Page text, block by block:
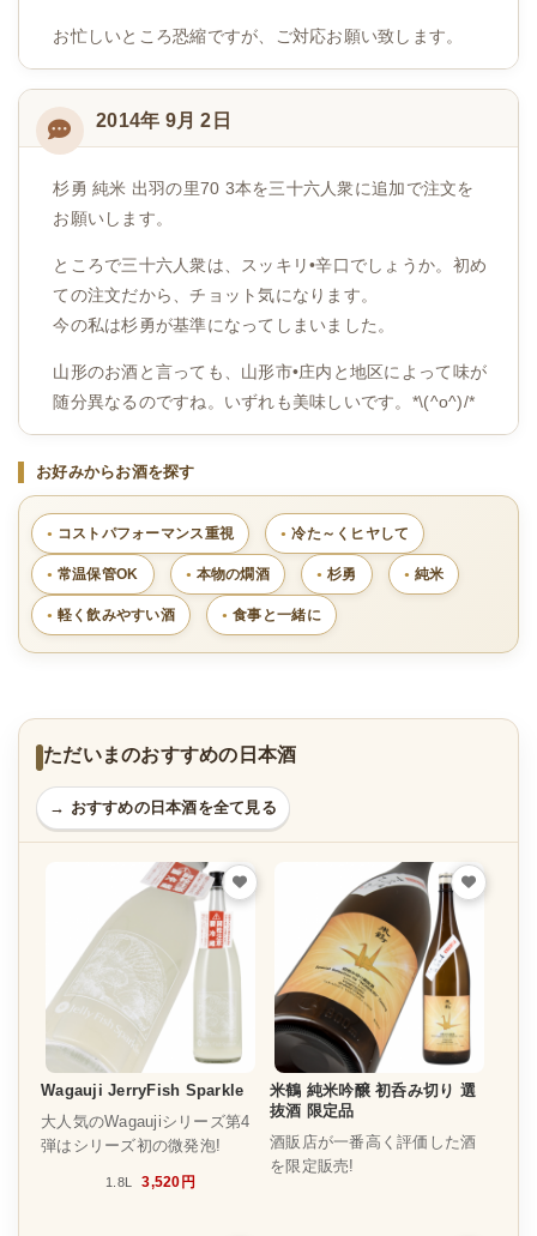
お忙しいところ恐縮ですが、ご対応お願い致します。
2014年 9月 2日
杉勇 純米 出羽の里70 3本を三十六人衆に追加で注文を
お願いします。
ところで三十六人衆は、スッキリ•辛口でしょうか。初め
ての注文だから、チョット気になります。
今の私は杉勇が基準になってしまいました。
山形のお酒と言っても、山形市•庄内と地区によって味が
随分異なるのですね。いずれも美味しいです。*\(^o^)/*
お好みからお酒を探す
コストパフォーマンス重視 冷た～くヒヤして
常温保管OK 本物の燗酒 杉勇 純米
軽く飲みやすい酒 食事と一緒に
ただいまのおすすめの日本酒
→ おすすめの日本酒を全て見る
Wagauji JerryFish Sparkle
大人気のWagaujiシリーズ第4
弾はシリーズ初の微発泡!
1.8L 3,520円
米鶴 純米吟醸 初呑み切り 選
抜酒 限定品
酒販店が一番高く評価した酒
を限定販売!